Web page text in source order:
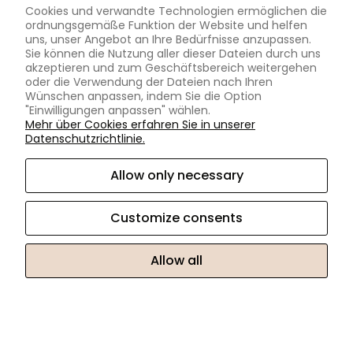
Blog
Zertifizierte Steine
Kostenlose Größenkorrektur
Ewige Garantie
Gravieren
Ringgrößentabelle
Mo-Fr von 10.00 bis 17.00 Uhr
kontakt@moissanite.de
Cookies und verwandte Technologien ermöglichen die
ordnungsgemäße Funktion der Website und helfen
uns, unser Angebot an Ihre Bedürfnisse anzupassen.
Sie können die Nutzung aller dieser Dateien durch uns
akzeptieren und zum Geschäftsbereich weitergehen
oder die Verwendung der Dateien nach Ihren
Wünschen anpassen, indem Sie die Option
"Einwilligungen anpassen" wählen.
Mehr über Cookies erfahren Sie in unserer
Datenschutzrichtlinie.
Allow only necessary
Customize consents
Allow all